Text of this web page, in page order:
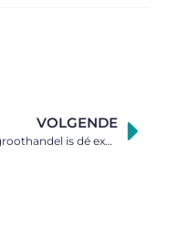
VOLGENDE
Deze groothandel is dé expert voor uw vloer in laminaat